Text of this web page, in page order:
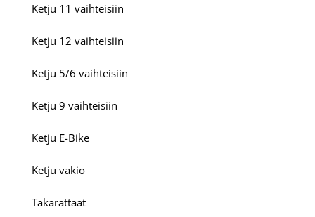
Ketju 11 vaihteisiin
Ketju 12 vaihteisiin
Ketju 5/6 vaihteisiin
Ketju 9 vaihteisiin
Ketju E-Bike
Ketju vakio
Takarattaat